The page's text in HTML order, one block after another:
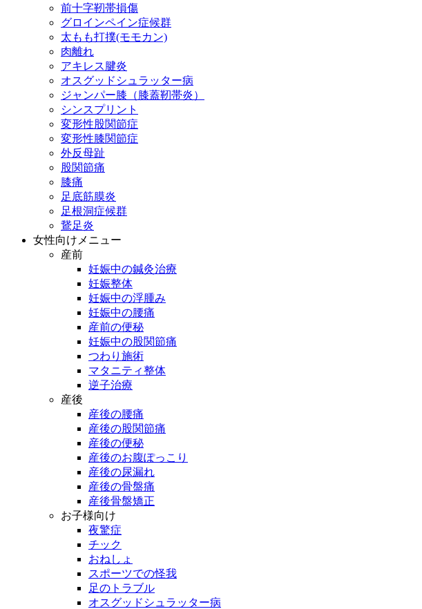
前十字靭帯損傷
グロインペイン症候群
太もも打撲(モモカン)
肉離れ
アキレス腱炎
オスグッドシュラッター病
ジャンパー膝（膝蓋靭帯炎）
シンスプリント
変形性股関節症
変形性膝関節症
外反母趾
股関節痛
膝痛
足底筋膜炎
足根洞症候群
鵞足炎
女性向けメニュー
産前
妊娠中の鍼灸治療
妊娠整体
妊娠中の浮腫み
妊娠中の腰痛
産前の便秘
妊娠中の股関節痛
つわり施術
マタニティ整体
逆子治療
産後
産後の腰痛
産後の股関節痛
産後の便秘
産後のお腹ぽっこり
産後の尿漏れ
産後の骨盤痛
産後骨盤矯正
お子様向け
夜驚症
チック
おねしょ
スポーツでの怪我
足のトラブル
オスグッドシュラッター病